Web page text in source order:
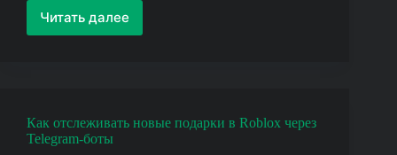
Читать далее
Как
через
коды
Как отслеживать новые подарки в Roblox через
Telegram-боты